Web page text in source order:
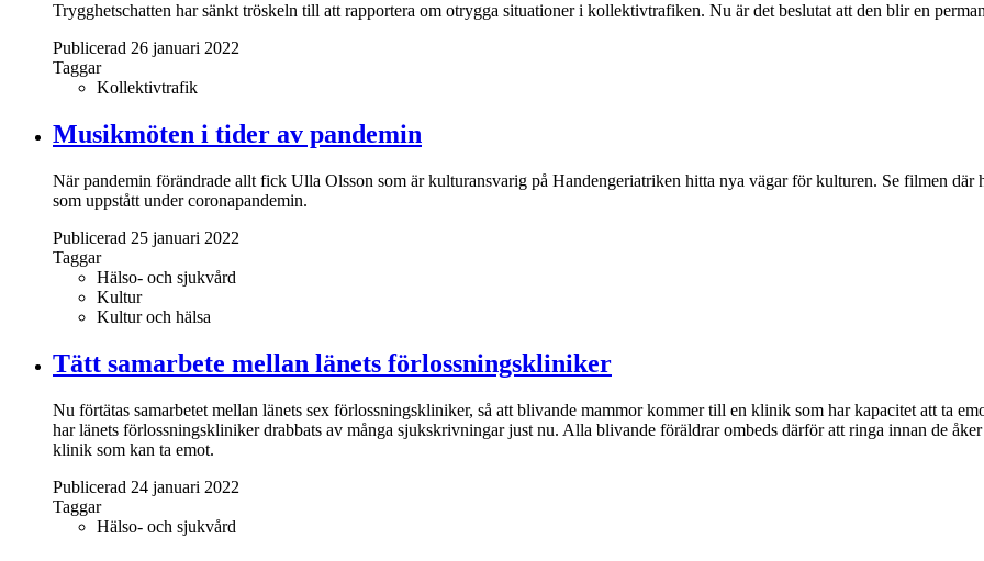
Trygghetschatten har sänkt tröskeln till att rapportera om otrygga situationer i kollektivtrafiken. Nu är det beslutat att den blir en
Publicerad 26 januari 2022
Taggar
Kollektivtrafik
Musikmöten i tider av pandemin
När pandemin förändrade allt fick Ulla Olsson som är kulturansvarig på Handengeriatriken hitta nya vägar för kulturen. Se filmen där
som uppstått under coronapandemin.
Publicerad 25 januari 2022
Taggar
Hälso- och sjukvård
Kultur
Kultur och hälsa
Tätt samarbete mellan länets förlossningskliniker
Nu förtätas samarbetet mellan länets sex förlossningskliniker, så att blivande mammor kommer till en klinik som har kapacitet att ta
har länets förlossningskliniker drabbats av många sjukskrivningar just nu. Alla blivande föräldrar ombeds därför att ringa innan de
klinik som kan ta emot.
Publicerad 24 januari 2022
Taggar
Hälso- och sjukvård